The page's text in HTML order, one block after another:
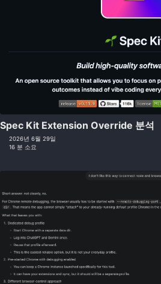
Spec Kit Extension Override 분석
2026년 6월 29일
16 분 소요